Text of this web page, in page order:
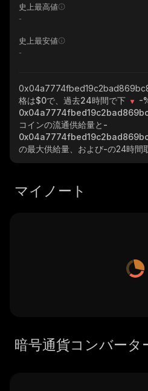
史上最高値
-
史上最安値
-
格は$0で、過去24時間で下
-
コインの流通供給量と -
の最大供給量、および-の24時間
マイノート
暗号通貨コンバータ